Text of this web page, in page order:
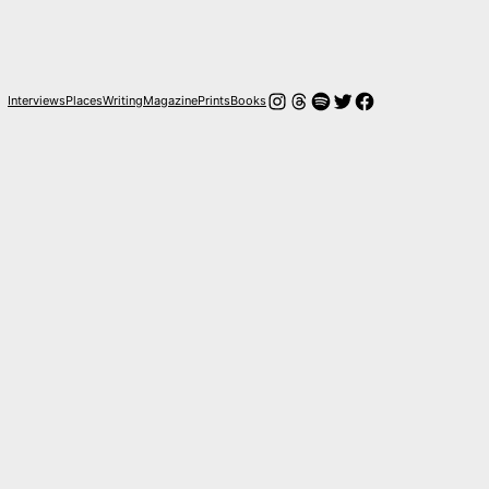
InterviewsPlacesWritingMagazinePrintsBooksInstagram
Hilos
Spotify
Twitter
Facebook